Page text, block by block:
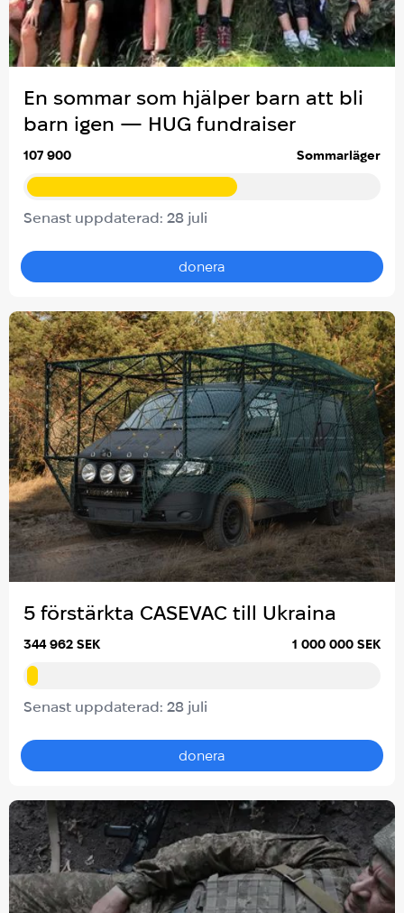
En sommar som hjälper barn att bli
barn igen — HUG fundraiser
107 900 Sommarläger
Senast uppdaterad: 28 juli
donera
5 förstärkta CASEVAC till Ukraina
344 962 SEK 1 000 000 SEK
Senast uppdaterad: 28 juli
donera